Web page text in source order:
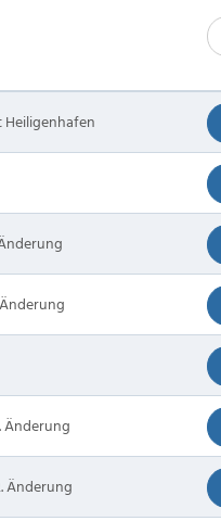
Änderung
Änderung